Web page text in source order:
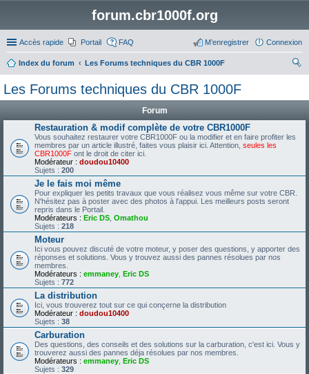
forum.cbr1000f.org
Accès rapide Portail FAQ Connexion
M’enregistrer
Index du forum
Les Forums techniques du CBR 1000F
Les Forums techniques du CBR 1000F
Forum
Restauration & modif complète de votre CBR1000F
Vous souhaitez restaurer votre CBR1000F ou la modifier et en faire profiter les
membres par un article illustré, faites vous plaisir ici. Attention, seules les
CBR1000F ont le droit de citer ici.
Modérateur : doudou10400
Sujets : 200
Je le fais moi même
Pour expliquer les petits travaux que vous réalisez vous même sur votre CBR.
N'hésitez pas à poster avec des photos à l'appui. Les meilleurs posts seront
repris dans le Portail.
Modérateurs : Eric DS Omathou
Sujets : 218
Moteur
Ici vous pouvez discuté de votre moteur, y poser des questions, y apporter des
réponses et solutions. Vous y trouvez aussi des pannes résolues par nos
membres.
Modérateurs : emmaney Eric DS
Sujets : 772
La distribution
Ici, vous trouverez tout sur ce qui conçerne la distribution
Modérateur : doudou10400
Sujets : 38
Carburation
Des questions, des conseils et des solutions sur la carburation, c'est ici. Vous y
trouverez aussi des pannes déja résolues par nos membres.
Modérateurs : emmaney Eric DS
Sujets : 329